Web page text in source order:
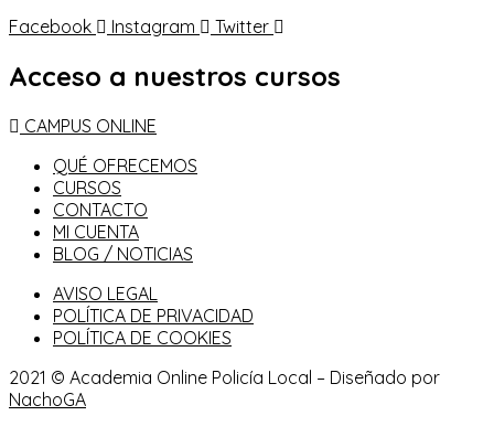
Facebook
Instagram Twitter
Acceso a nuestros cursos
CAMPUS ONLINE
QUÉ OFRECEMOS
CURSOS
CONTACTO
MI CUENTA
BLOG / NOTICIAS
AVISO LEGAL
POLÍTICA DE PRIVACIDAD
POLÍTICA DE COOKIES
2021 © Academia Online Policía Local – Diseñado por
NachoGA